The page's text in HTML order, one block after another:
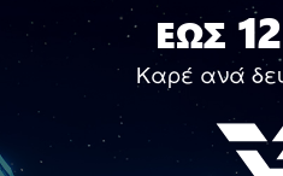
Έως
120
FPS
ΕΩΣ
Καρέ ανά